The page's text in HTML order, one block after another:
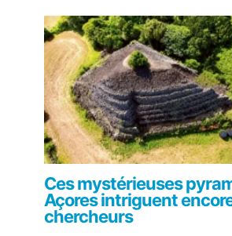
Ces mystérieuses
Açores intriguent
chercheurs